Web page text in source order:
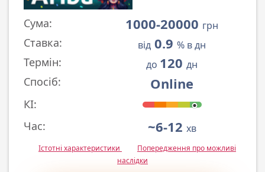
Сума: 1000-20000 грн
Ставка: від 0.9 % в дн
Термін: до 120 дн
Спосіб: Online
КІ:
Час:
~6-12 хв
Істотні характеристики
Попередження про можливі
наслідки